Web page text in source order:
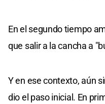
En el segundo tiempo
que salir a la cancha a
Y en ese contexto, aún
dio el paso inicial. En